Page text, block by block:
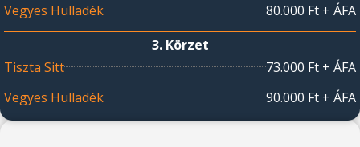
Vegyes Hulladék
80.000 Ft + ÁFA
3. Körzet
Tiszta Sitt
73.000 Ft + ÁFA
Vegyes Hulladék
90.000 Ft + ÁFA